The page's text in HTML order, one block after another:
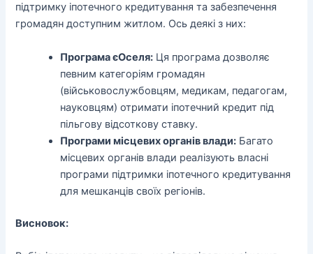
підтримку іпотечного кредитування та забезпечення
громадян доступним житлом. Ось деякі з них:
Програма єОселя: Ця програма дозволяє
певним категоріям громадян
(військовослужбовцям, медикам, педагогам,
науковцям) отримати іпотечний кредит під
пільгову відсоткову ставку.
Програми місцевих органів влади: Багато
місцевих органів влади реалізують власні
програми підтримки іпотечного кредитування
для мешканців своїх регіонів.
Висновок: